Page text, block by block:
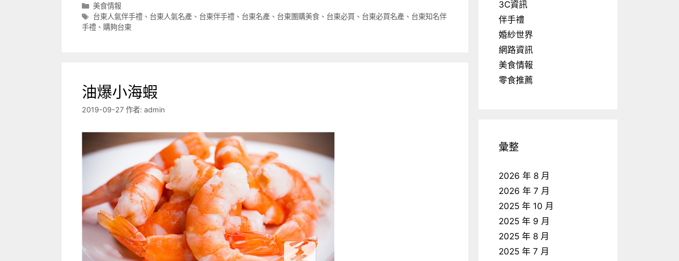
分
類
美食情報
標
籤
台東人氣伴手禮、 台東人氣名產、 台東伴手禮、 台東名產、 台東團購美食、 台東必買 、 台東必買名產、 台東知名伴
手禮 、 購夠台東
油爆小海蝦
2019-09-27 作者: admin
3C資訊
伴手禮
婚紗世界
網路資訊
美食情報
零食推薦
彙整
2026 年 8 月
2026 年 7 月
2025 年 10 月
2025 年 9 月
2025 年 8 月
2025 年 7 月